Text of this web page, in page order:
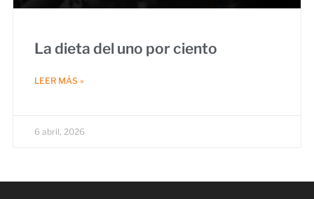
La dieta del uno por ciento
LEER MÁS »
6 abril, 2026